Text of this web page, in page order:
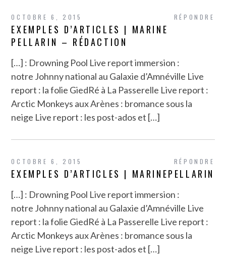
RÉPONDRE
OCTOBRE 6, 2015
EXEMPLES D’ARTICLES | MARINE
PELLARIN – RÉDACTION
[…] : Drowning Pool Live report immersion :
notre Johnny national au Galaxie d’Amnéville Live
report : la folie GiedRé à La Passerelle Live report :
Arctic Monkeys aux Arènes : bromance sous la
neige Live report : les post-ados et […]
RÉPONDRE
OCTOBRE 6, 2015
EXEMPLES D’ARTICLES | MARINEPELLARIN
[…] : Drowning Pool Live report immersion :
notre Johnny national au Galaxie d’Amnéville Live
report : la folie GiedRé à La Passerelle Live report :
Arctic Monkeys aux Arènes : bromance sous la
neige Live report : les post-ados et […]